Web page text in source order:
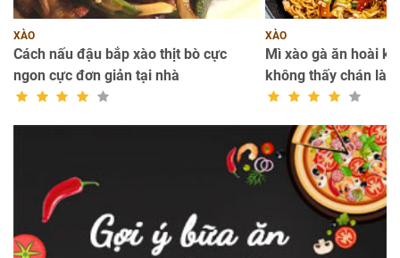
XÀO
Cách nấu đậu bắp xào thịt bò cực
ngon cực đơn giản tại nhà
XÀO
Mì xào gà ăn hoài
không thấy chán là